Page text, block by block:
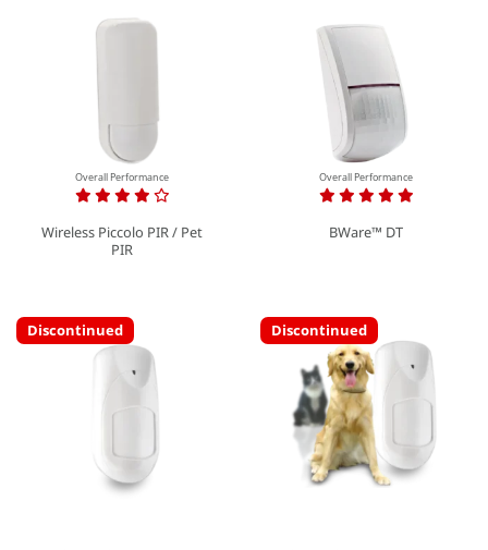
Overall Performance
Wireless Piccolo PIR / Pet
PIR
Overall Performance
BWare™ DT
Discontinued Discontinued